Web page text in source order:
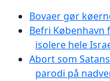
Bovaer gør
Befri København
isolere hele
Abort som
parodi på